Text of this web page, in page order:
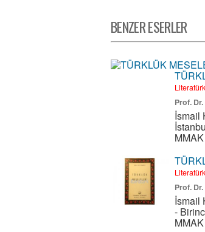
BENZER ESERLER
Prof.
İsmail
Prof.
İsmail
-